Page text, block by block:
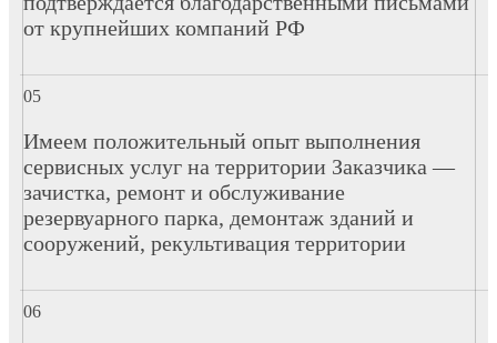
от крупнейших компаний РФ
Имеем положительный опыт выполнения
сервисных услуг на территории Заказчика —
зачистка, ремонт и обслуживание
резервуарного парка, демонтаж зданий и
сооружений, рекультивация территории